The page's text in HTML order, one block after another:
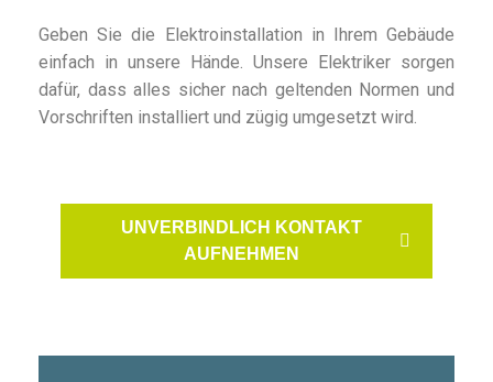
Geben Sie die Elektroinstallation in Ihrem Gebäude
einfach in unsere Hände. Unsere Elektriker sorgen
dafür, dass alles sicher nach geltenden Normen und
Vorschriften installiert und zügig umgesetzt wird.
UNVERBINDLICH KONTAKT
AUFNEHMEN